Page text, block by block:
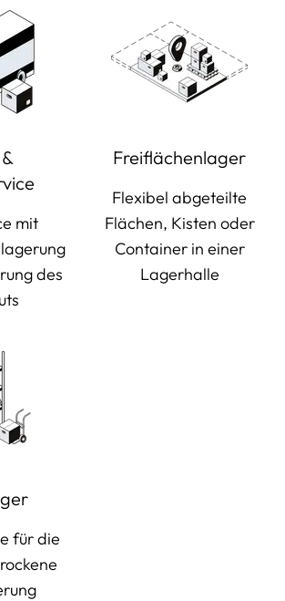
mit
des
Freiflächenlager
Flexibel abgeteilte
Flächen, Kisten oder
Container in einer
Lagerhalle
für die